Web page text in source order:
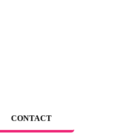
CONTACT